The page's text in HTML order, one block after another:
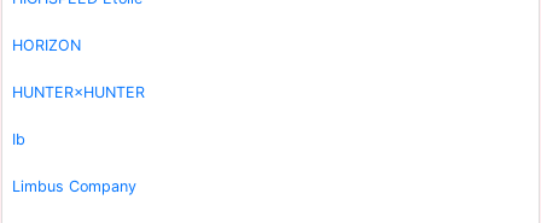
HORIZON
HUNTER×HUNTER
Ib
Limbus Company